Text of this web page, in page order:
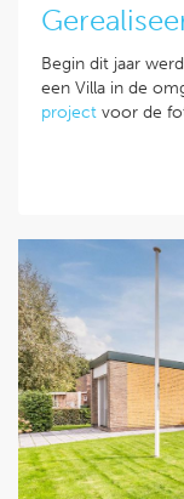
Begin dit jaar
een Villa in de
project voor de